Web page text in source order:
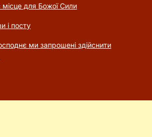
для Божої Сили
і посту
ми запрошені здійснити